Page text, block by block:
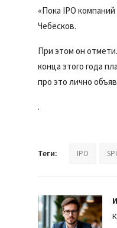
Подписка«Пока IPO
Чебесков.
При этом он
конца этого года
про это лично
.
Теги: IPO